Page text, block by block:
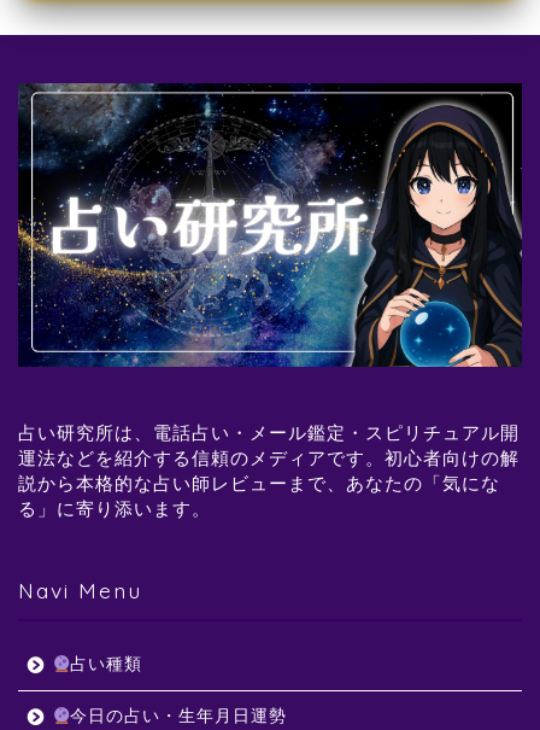
占い研究所は、電話占い・メール鑑定・スピリチュアル開
運法などを紹介する信頼のメディアです。初心者向けの解
説から本格的な占い師レビューまで、あなたの「気にな
る」に寄り添います。
Navi Menu
占い種類
今日の占い・生年月日運勢